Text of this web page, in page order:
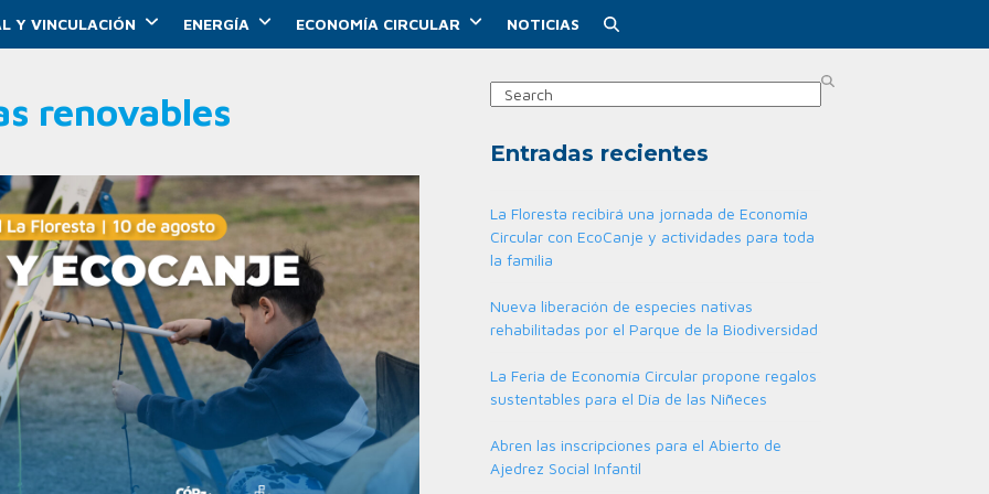
Y VINCULACIÓN ENERGÍA ECONOMÍA CIRCULAR NOTICIAS
renovables Search
Entradas recientes
La Floresta recibirá una jornada de Economía
Circular con EcoCanje y actividades para toda
la familia
Nueva liberación de especies nativas
rehabilitadas por el Parque de la Biodiversidad
La Feria de Economía Circular propone regalos
sustentables para el Día de las Niñeces
Abren las inscripciones para el Abierto de
Ajedrez Social Infantil